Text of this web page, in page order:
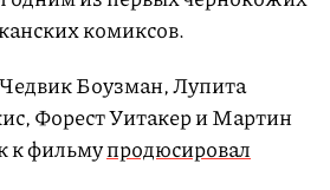
комиксов.
Боузман, Лупита
Форест Уитакер и Мартин
к фильмупродюсировал